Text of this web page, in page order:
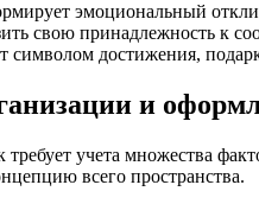
эмоциональный
свою принадлежность к
символом достижения,
и
учета множества
всего пространства.